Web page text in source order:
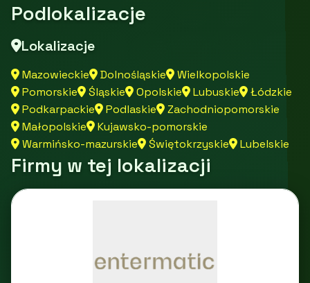
Podlokalizacje
Lokalizacje
Mazowieckie Dolnośląskie
Wielkopolskie
Pomorskie
Śląskie Opolskie Lubuskie
Łódzkie
Podkarpackie
Podlaskie
Zachodniopomorskie
Małopolskie
Kujawsko-pomorskie
Warmińsko-mazurskie
Świętokrzyskie Lubelskie
Firmy w tej lokalizacji